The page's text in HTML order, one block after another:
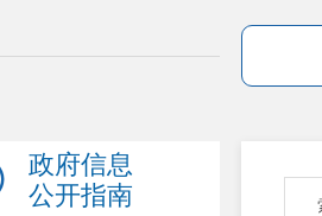
政府信息
公开指南